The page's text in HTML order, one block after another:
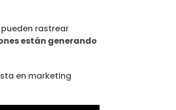
rastrear
están generando
en marketing